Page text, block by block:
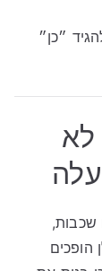
״כן״
לא
הופכים